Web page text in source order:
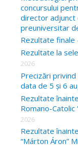
concursului
director adjunct
preuniversitar
Rezultate finale
Rezultate la
2026
Precizări
data de 5 și 6
Rezultate
Romano-Catolic
2026
Rezultate
“Márton Áron”